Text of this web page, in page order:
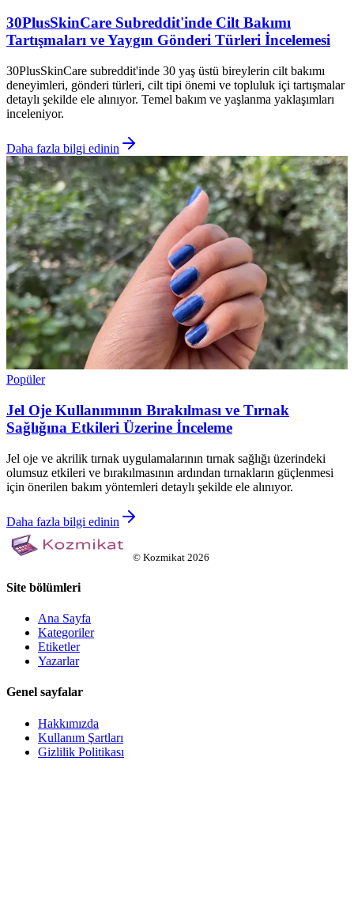
30PlusSkinCare Subreddit'inde Cilt Bakımı
Tartışmaları ve Yaygın Gönderi Türleri İncelemesi
30PlusSkinCare subreddit'inde 30 yaş üstü bireylerin cilt bakımı
deneyimleri, gönderi türleri, cilt tipi önemi ve topluluk içi tartışmalar
detaylı şekilde ele alınıyor. Temel bakım ve yaşlanma yaklaşımları
inceleniyor.
Daha fazla bilgi edinin
Popüler
Jel Oje Kullanımının Bırakılması ve Tırnak
Sağlığına Etkileri Üzerine İnceleme
Jel oje ve akrilik tırnak uygulamalarının tırnak sağlığı üzerindeki
olumsuz etkileri ve bırakılmasının ardından tırnakların güçlenmesi
için önerilen bakım yöntemleri detaylı şekilde ele alınıyor.
Daha fazla bilgi edinin
© Kozmikat 2026
Site bölümleri
Ana Sayfa
Kategoriler
Etiketler
Yazarlar
Genel sayfalar
Hakkımızda
Kullanım Şartları
Gizlilik Politikası